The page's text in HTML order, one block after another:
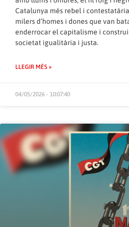
Catalunya més rebel i
milers d’homes i dones que van
enderrocar el capitalisme i
societat igualitària i justa.
LLEGIR MÉS »
04/05/2026 - 10:07:40